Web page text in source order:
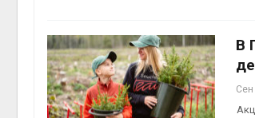
В
Сен